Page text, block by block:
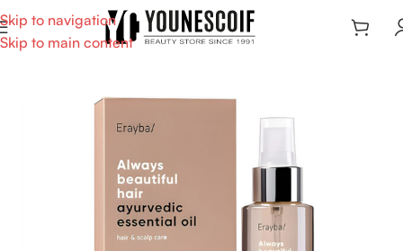
Skip to navigation
Skip to main content